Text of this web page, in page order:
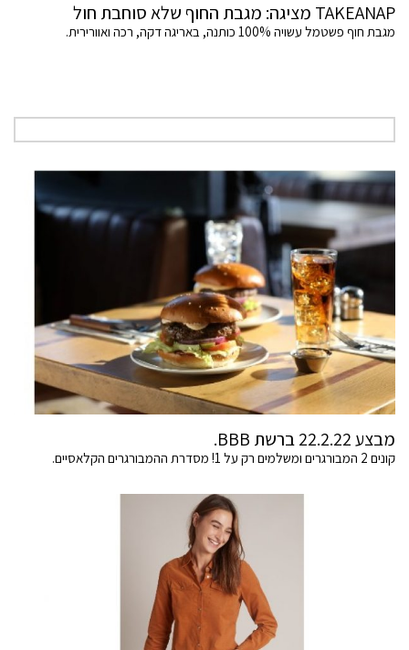
TAKEANAP מציגה: מגבת החוף שלא סוחבת חול
מגבת חוף פשטמל עשויה 100% כותנה, באריגה דקה, רכה ואוורירית.
מבצע 22.2.22 ברשת BBB.
קונים 2 המבורגרים ומשלמים רק על 1! מסדרת ההמבורגרים הקלאסיים.